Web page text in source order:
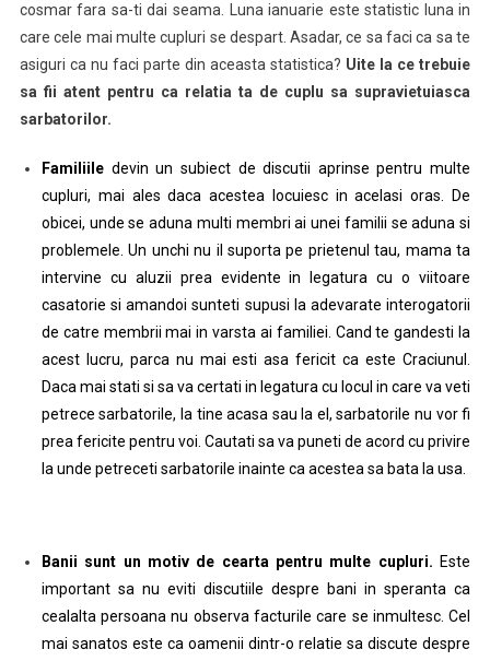
cosmar fara sa-ti dai seama. Luna ianuarie este statistic luna in
care cele mai multe cupluri se despart. Asadar, ce sa faci ca sa te
asiguri ca nu faci parte din aceasta statistica? Uite la ce trebuie
sa fii atent pentru ca relatia ta de cuplu sa supravietuiasca
sarbatorilor.
Familiiledevin un subiect de discutii aprinse pentru multe
cupluri, mai ales daca acestea locuiesc in acelasi oras. De
obicei, unde se aduna multi membri ai unei familii se aduna si
problemele. Un unchi nu il suporta pe prietenul tau, mama ta
intervine cu aluzii prea evidente in legatura cu o viitoare
casatorie si amandoi sunteti supusi la adevarate interogatorii
de catre membrii mai in varsta ai familiei. Cand te gandesti la
acest lucru, parca nu mai esti asa fericit ca este Craciunul.
Daca mai stati si sa va certati in legatura cu locul in care va veti
petrece sarbatorile, la tine acasa sau la el, sarbatorile nu vor fi
prea fericite pentru voi. Cautati sa va puneti de acord cu privire
la unde petreceti sarbatorile inainte ca acestea sa bata la usa.
Banii sunt un motiv de cearta pentru multe cupluri. Este
important sa nu eviti discutiile despre bani in speranta ca
cealalta persoana nu observa facturile care se inmultesc. Cel
mai sanatos este ca oamenii dintr-o relatie sa discute despre